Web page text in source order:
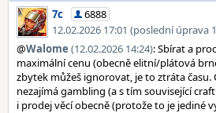
7c
6888
12.02.2026 17:01 (poslední úprava
@Walome (12.02.2026 14:24): Sbírat a
maximální cenu (obecně elitní/plátová
zbytek můžeš ignorovat, je to ztráta času.
nezajímá gambling (a s tím související
i prodej věcí obecně (protože to je jediné